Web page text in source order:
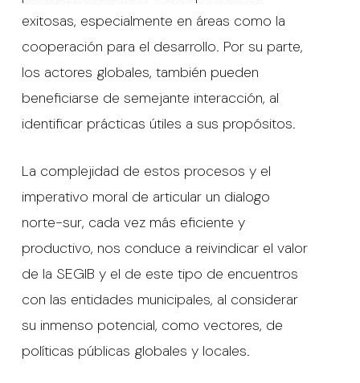
exitosas, especialmente en áreas como la
cooperación para el desarrollo. Por su parte,
los actores globales, también pueden
beneficiarse de semejante interacción, al
identificar prácticas útiles a sus propósitos.
La complejidad de estos procesos y el
imperativo moral de articular un dialogo
norte-sur, cada vez más eficiente y
productivo, nos conduce a reivindicar el valor
de la SEGIB y el de este tipo de encuentros
con las entidades municipales, al considerar
su inmenso potencial, como vectores, de
políticas públicas globales y locales.